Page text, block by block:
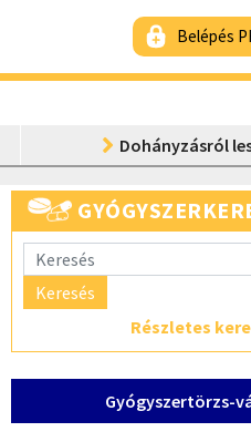
Belépés
Dohányzásról
Keresés
Részletes
Gyógyszertörzs-